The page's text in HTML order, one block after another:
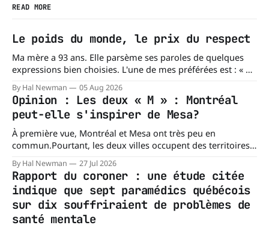
READ MORE
Le poids du monde, le prix du respect
Ma mère a 93 ans. Elle parsème ses paroles de quelques
expressions bien choisies. L'une de mes préférées est : « À
chacun son mishegoss. » Mishegoss est un mot yiddish qui
évoque la folie, les lubies, les absurdités de la vie. Chacun
porte les siennes. Elle en a d'
By Hal Newman 05 Aug 2026
Opinion : Les deux « M » : Montréal
peut-elle s'inspirer de Mesa?
À première vue, Montréal et Mesa ont très peu en
commun.Pourtant, les deux villes occupent des territoires
comparables. Mesa, en Arizona, couvre environ 359 km²
(138,7 milles carrés), alors que l'île de Montréal s'étend sur
près de 499 km². La différence n'est
By Hal Newman 27 Jul 2026
Rapport du coroner : une étude citée
indique que sept paramédics québécois
sur dix souffriraient de problèmes de
santé mentale